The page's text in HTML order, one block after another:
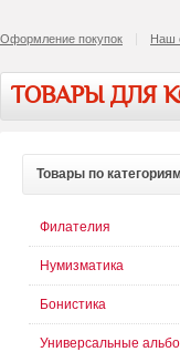
Оформление покупок Наш
ТОВАРЫ ДЛЯ
Товары по категориям
Филателия
Нумизматика
Бонистика
Универсальные